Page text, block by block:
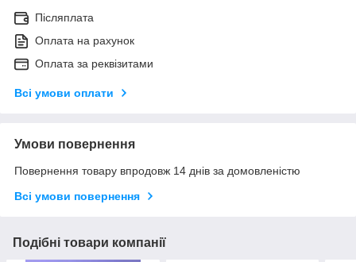
Післяплата
Оплата на рахунок
Оплата за реквізитами
Всі умови оплати
Умови повернення
Повернення товару впродовж 14 днів за домовленістю
Всі умови повернення
Подібні товари компанії